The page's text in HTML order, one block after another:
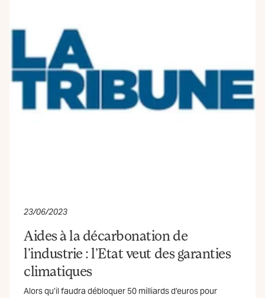
23/06/2023
Aides à la décarbonation de
l’industrie : l’Etat veut des garanties
climatiques
Alors qu’il faudra débloquer 50 milliards d’euros pour